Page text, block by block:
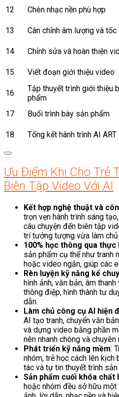
12
Chèn nhạc nền phù hợp
13
Cân chỉnh âm lượng và
14
Chỉnh sửa và hoàn thiện
15
Viết đoạn giới thiệu video
16
Tập thuyết trình giới thiệu
phẩm
17
Buổi trình bày sản phẩm
18
Tổng kết hành trình AI ART
Ưu Điểm Khi Cho Trẻ
Biên Tập Video Với AI
Kết hợp nghệ thuật và
trọn vẹn hành trình sáng
câu chuyện đến biên tập
trí tưởng tượng vừa làm
100% học thông qua thực
sản phẩm cụ thể như tranh
hoặc video ngắn, giúp các
Rèn luyện kỹ năng kể
hình ảnh, văn bản, âm
thông điệp, hình thành tư
dẫn.
Làm chủ công cụ AI hiện
AI tạo tranh, chuyển văn
và dựng video bằng phần
nên nhanh chóng và chuyên
Phát triển kỹ năng mềm:
nhóm, trẻ học cách lên kịch
tác và tự tin thuyết trình
Sản phẩm cuối khóa chất
hoặc nhóm đều sở hữu một